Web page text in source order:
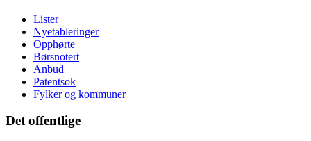
Lister
Nyetableringer
Opphørte
Børsnotert
Anbud
Patentsok
Fylker og kommuner
Det offentlige